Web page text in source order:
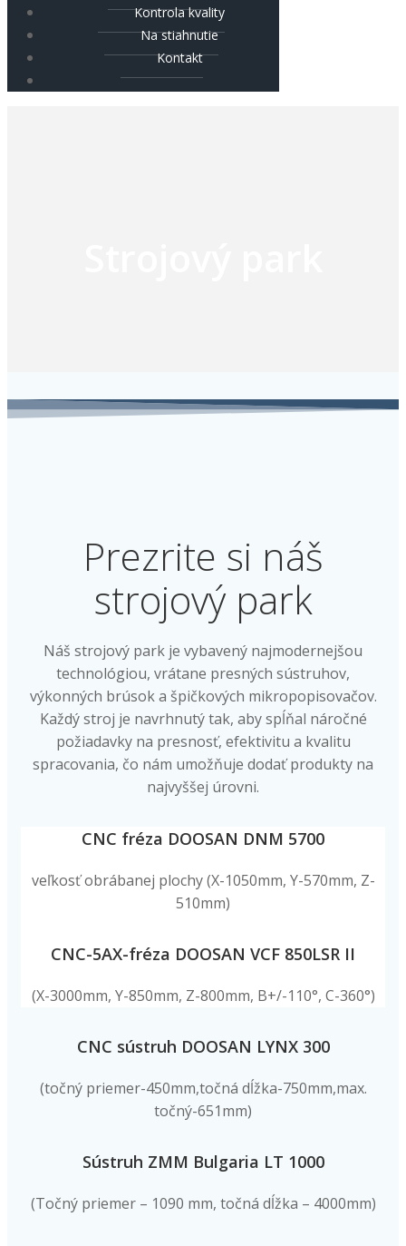
Kontrola kvality
Na stiahnutie
Kontakt
Prezrite si náš
strojový park
Náš strojový park je vybavený najmodernejšou
technológiou, vrátane presných sústruhov,
výkonných brúsok a špičkových mikropopisovačov.
Každý stroj je navrhnutý tak, aby spĺňal náročné
požiadavky na presnosť, efektivitu a kvalitu
spracovania, čo nám umožňuje dodať produkty na
najvyššej úrovni.
CNC fréza DOOSAN DNM 5700
veľkosť obrábanej plochy (X-1050mm, Y-570mm, Z-
510mm)
CNC-5AX-fréza DOOSAN VCF 850LSR II
(X-3000mm, Y-850mm, Z-800mm, B+/-110°, C-360°)
CNC sústruh DOOSAN LYNX 300
(točný priemer-450mm,točná dĺžka-750mm,max.
točný-651mm)
Sústruh ZMM Bulgaria LT 1000
(Točný priemer – 1090 mm, točná dĺžka – 4000mm)